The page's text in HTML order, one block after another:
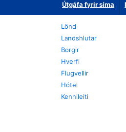
Útgáfa fyrir síma
Lönd
Landshlutar
Borgir
Hverfi
Flugvellir
Hótel
Kennileiti